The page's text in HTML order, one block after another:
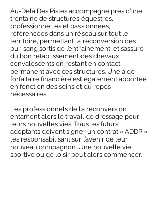
Au-Delà Des Pistes accompagne près d’une
trentaine de structures équestres,
professionnelles et passionnées,
référencées dans un réseau sur tout le
territoire, permettant la reconversion des
pur-sang sortis de l’entrainement, et s’assure
du bon rétablissement des chevaux
convalescents en restant en contact
permanent avec ces structures. Une aide
forfaitaire financière est également apportée
en fonction des soins et du repos
nécessaires.
Les professionnels de la reconversion
entament alors le travail de dressage pour
leurs nouvelles vies. Tous les futurs
adoptants doivent signer un contrat « ADDP »
les responsabilisant sur l’avenir de leur
nouveau compagnon. Une nouvelle vie
sportive ou de loisir peut alors commencer.